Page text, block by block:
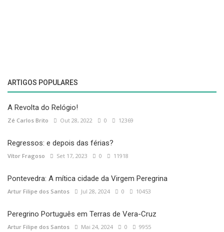
ARTIGOS POPULARES
A Revolta do Relógio!
Zé Carlos Brito Out 28, 2022 0 12369
Regressos: e depois das férias?
Vítor Fragoso Set 17, 2023 0 11918
Pontevedra: A mítica cidade da Virgem Peregrina
Artur Filipe dos Santos Jul 28, 2024 0 10453
Peregrino Português em Terras de Vera-Cruz
Artur Filipe dos Santos Mai 24, 2024 0 9955